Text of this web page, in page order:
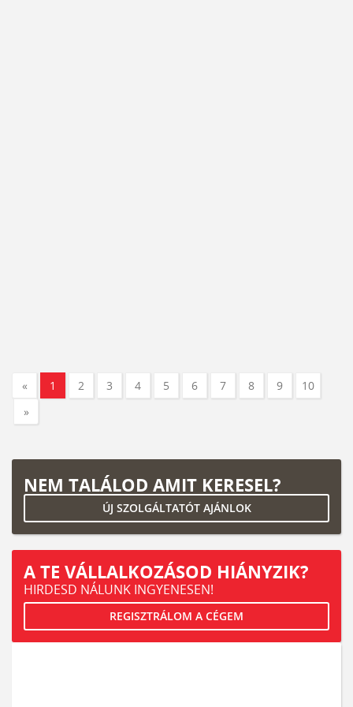
« 1 2 3 4 5 6 7 8 9
10
»
NEM TALÁLOD AMIT KERESEL?
ÚJ SZOLGÁLTATÓT AJÁNLOK
A TE VÁLLALKOZÁSOD HIÁNYZIK?
HIRDESD NÁLUNK INGYENESEN!
REGISZTRÁLOM A CÉGEM